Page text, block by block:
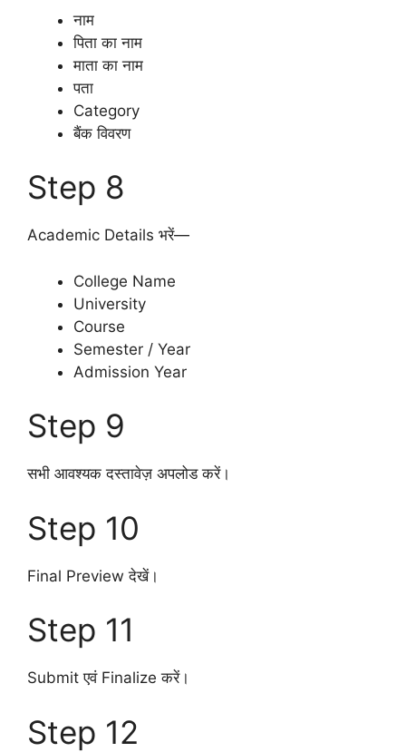
नाम
पिता का नाम
माता का नाम
पता
Category
बैंक विवरण
Step 8
Academic Details भरें—
College Name
University
Course
Semester / Year
Admission Year
Step 9
सभी आवश्यक दस्तावेज़ अपलोड करें।
Step 10
Final Preview देखें।
Step 11
Submit एवं Finalize करें।
Step 12